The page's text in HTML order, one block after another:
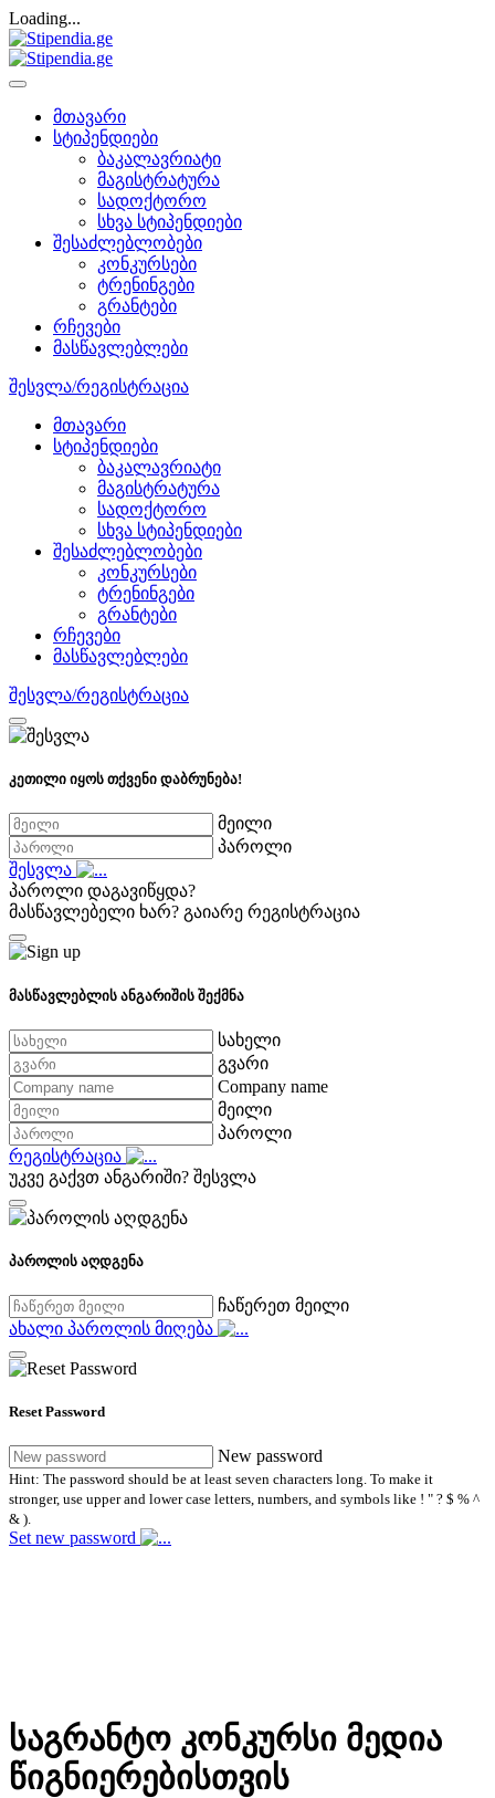
Loading...
მთავარი
სტიპენდიები
ბაკალავრიატი
მაგისტრატურა
სადოქტორო
სხვა სტიპენდიები
შესაძლებლობები
კონკურსები
ტრენინგები
გრანტები
რჩევები
მასწავლებლები
შესვლა/რეგისტრაცია
მთავარი
სტიპენდიები
ბაკალავრიატი
მაგისტრატურა
სადოქტორო
სხვა სტიპენდიები
შესაძლებლობები
კონკურსები
ტრენინგები
გრანტები
რჩევები
მასწავლებლები
შესვლა/რეგისტრაცია
კეთილი იყოს თქვენი დაბრუნება!
მეილი
პაროლი
შესვლა
პაროლი დაგავიწყდა?
მასწავლებელი ხარ? გაიარე რეგისტრაცია
მასწავლებლის ანგარიშის შექმნა
სახელი
გვარი
Company name
მეილი
პაროლი
რეგისტრაცია
უკვე გაქვთ ანგარიში? შესვლა
პაროლის აღდგენა
ჩაწერეთ მეილი
ახალი პაროლის მიღება
Reset Password
New password
Hint: The password should be at least seven characters long. To make it
stronger, use upper and lower case letters, numbers, and symbols like ! " ? $ % ^
& ).
Set new password
საგრანტო კონკურსი მედია
წიგნიერებისთვის